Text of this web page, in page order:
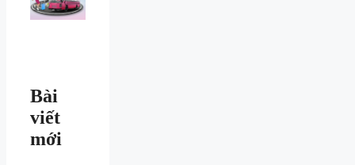
Bài
viết
mới